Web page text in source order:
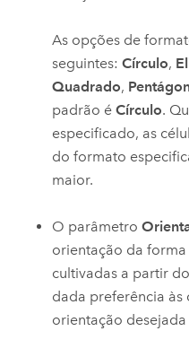
As opções de
seguintes:Círculo,
Quadrado,
padrão éCírculo.
especificado, as
do formato
maior.
O parâmetro
orientação da
cultivadas a partir
dada preferência às
orientação